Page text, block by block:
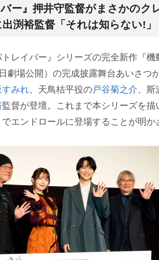
バー』押井守監督がまさかのク
渕裕監督「それは知らない!」
レイバー』シリーズの完全新作『機
劇場公開）の完成披露舞台あいさつ
すみれ、天鳥桔平役の戸谷菊之介、斯
監督が登壇。これまで本シリーズを描
エンドロールに登場することが明か